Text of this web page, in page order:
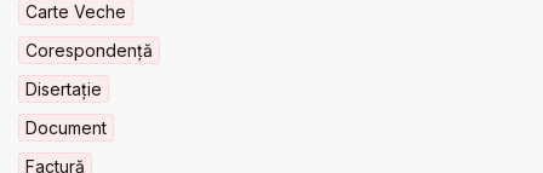
Carte Veche
Corespondență
Disertație
Document
Factură